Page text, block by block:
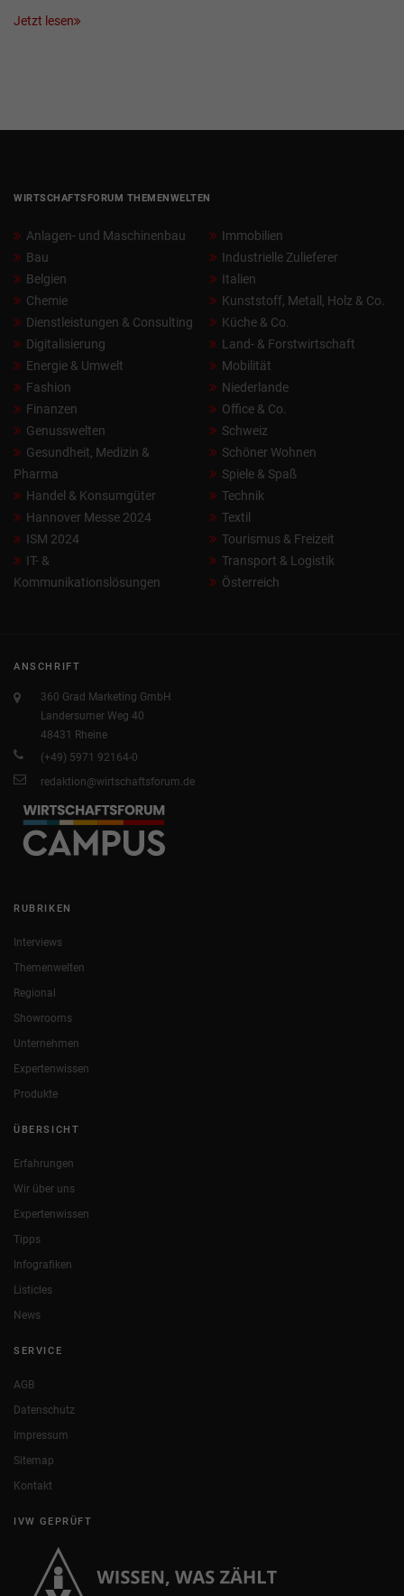
Jetzt lesen
WIRTSCHAFTSFORUM THEMENWELTEN
Anlagen- und Maschinenbau
Bau
Belgien
Chemie
Dienstleistungen & Consulting
Digitalisierung
Energie & Umwelt
Fashion
Finanzen
Genusswelten
Gesundheit, Medizin &
Pharma
Handel & Konsumgüter
Hannover Messe 2024
ISM 2024
IT- &
Kommunikationslösungen
Immobilien
Industrielle Zulieferer
Italien
Kunststoff, Metall, Holz & Co.
Küche & Co.
Land- & Forstwirtschaft
Mobilität
Niederlande
Office & Co.
Schweiz
Schöner Wohnen
Spiele & Spaß
Technik
Textil
Tourismus & Freizeit
Transport & Logistik
Österreich
ANSCHRIFT
360 Grad Marketing GmbH
Landersumer Weg 40
48431 Rheine
(+49) 5971 92164-0
redaktion@wirtschaftsforum.de
RUBRIKEN
Interviews
Themenwelten
Regional
Showrooms
Unternehmen
Expertenwissen
Produkte
ÜBERSICHT
Erfahrungen
Wir über uns
Expertenwissen
Tipps
Infografiken
Listicles
News
SERVICE
AGB
Datenschutz
Impressum
Sitemap
Kontakt
IVW GEPRÜFT